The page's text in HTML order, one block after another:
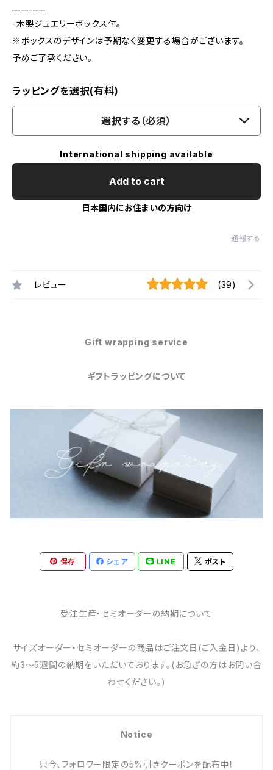
-木製ジュエリーボックス付。
※ボックスのデザインは予期なく変更する場合がございます。
予めご了承ください。
ラッピングを選択(有料)
選択する（必須）
International shipping available
Add to cart
日本国内にお住まいの方向け
通報する
レビュー (39)
Gift wrapping service
ギフトラッピングについて
保存 シェア LINE ポスト
受注生産・セミオーダーの納期について
サイズオーダー・セミオーダーの商品はご注文日(ご入金日)より、
約3～5週間の納期をいただいております。(お急ぎの方はお問い合
わせください。)
Notice
只今、フォロワー限定の5%引きクーポンを配布中！